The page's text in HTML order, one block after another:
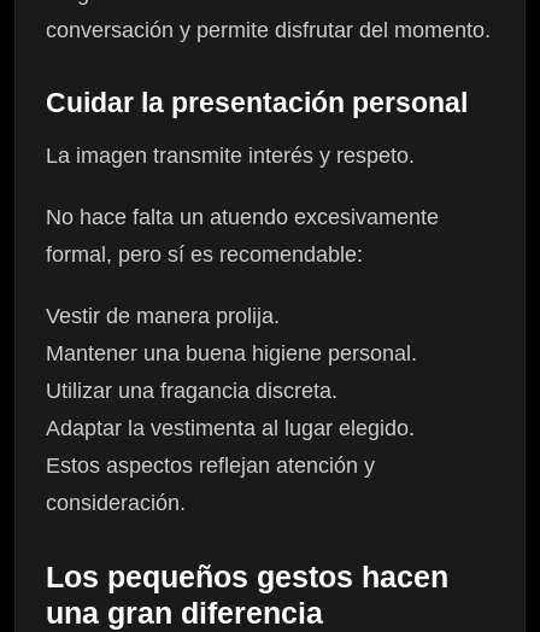
conversación y permite disfrutar del momento.
Cuidar la presentación personal
La imagen transmite interés y respeto.
No hace falta un atuendo excesivamente
formal, pero sí es recomendable:
Vestir de manera prolija.
Mantener una buena higiene personal.
Utilizar una fragancia discreta.
Adaptar la vestimenta al lugar elegido.
Estos aspectos reflejan atención y
consideración.
Los pequeños gestos hacen
una gran diferencia